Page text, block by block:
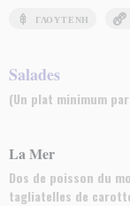
ΓΛΟΥΤΈΝΗ
Salades
(Un plat minimum
La Mer
Dos de poisson du
tagliatelles de